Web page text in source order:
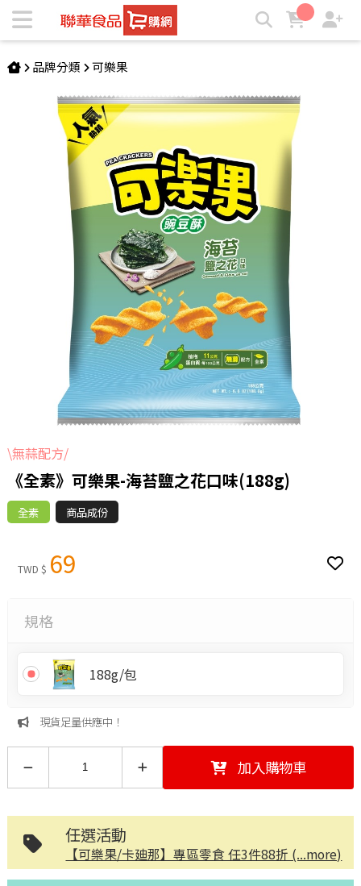
《全素》可樂果-海苔鹽之花口味(188g) | ★聯華食品e購網★
品牌分類 可樂果
\無蒜配方/
《全素》可樂果-海苔鹽之花口味(188g)
全素 商品成份
TWD $ 69
規格
188g/包
現貨足量供應中！
加入購物車
任選活動
【可樂果/卡廸那】專區零食 任3件88折 (...more)